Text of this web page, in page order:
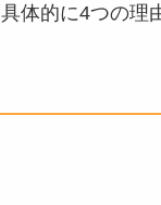
体的に4つの理